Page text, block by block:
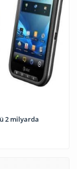
2 milyarda